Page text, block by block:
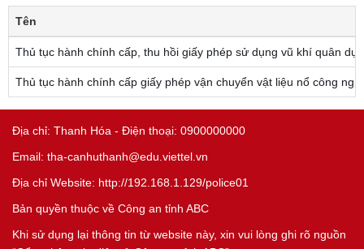
Tên
Thủ tục hành chính cấp, thu hồi giấy phép sử dụng vũ khí quân
Thủ tục hành chính cấp giấy phép vận chuyển vật liệu nổ công
Địa chỉ: Thanh Hóa - Điện thoại: 0900000000
Email: tha-canhuthanh@edu.viettel.vn
Địa chỉ Website: http://192.168.1.129/police01
Bản quyền thuộc về Công an tỉnh ABC
Khi sử dụng lại thông tin từ website này, xin vui lòng ghi rõ nguồn